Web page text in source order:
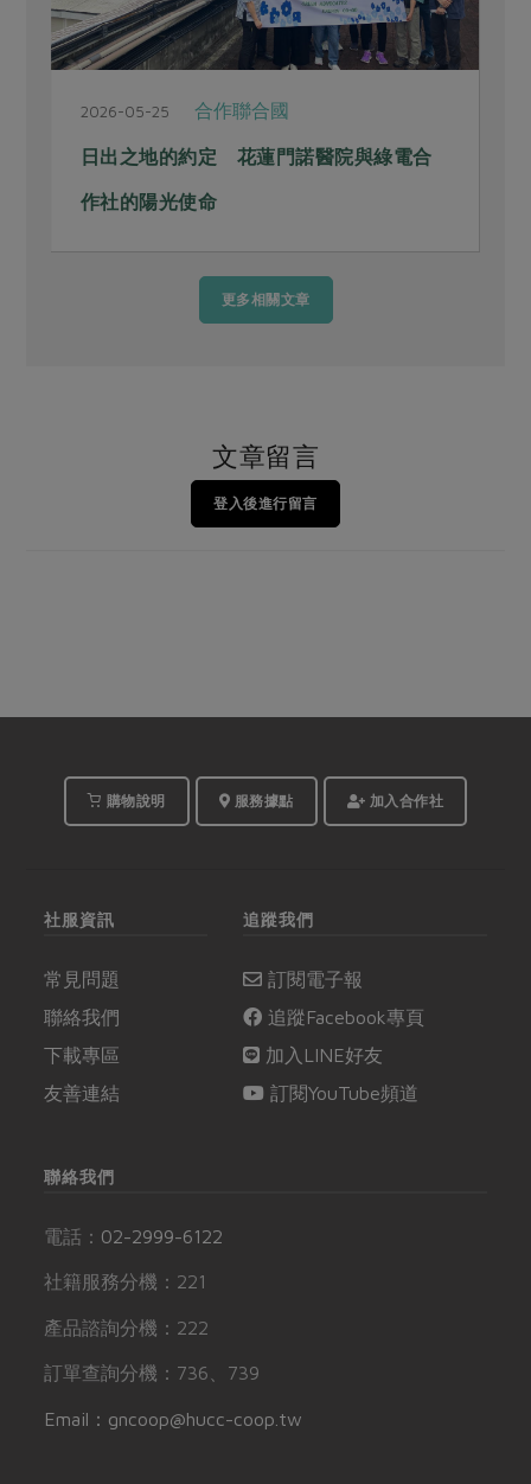
2026-05-25 合作聯合國
日出之地的約定 花蓮門諾醫院與綠電合
作社的陽光使命
更多相關文章
文章留言
登入後進行留言
購物說明 服務據點 加入合作社
社服資訊
常見問題
聯絡我們
下載專區
友善連結
追蹤我們
訂閱電子報
追蹤Facebook專頁
加入LINE好友
訂閱YouTube頻道
聯絡我們
電話： 02-2999-6122
社籍服務分機：221
產品諮詢分機：222
訂單查詢分機：736、739
Email：gncoop@hucc-coop.tw